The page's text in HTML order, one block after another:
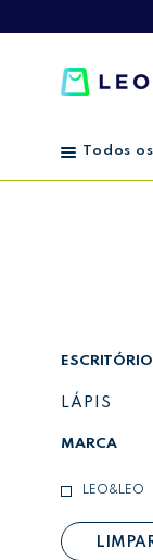
Todos
ESCRITÓRIO
LÁPIS
MARCA
LEO&LEO